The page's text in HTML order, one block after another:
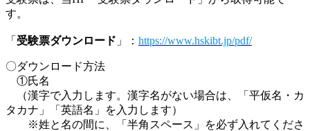
す。
「 受験票ダウンロード 」： https://www.hskibt.jp/pdf/
〇ダウンロード方法
①氏名
（漢字で入力します。漢字名がない場合は、「平仮名・カ
タカナ」「英語名」を入力します）
※姓と名の間に、「半角スペース」を必ず入れてくださ